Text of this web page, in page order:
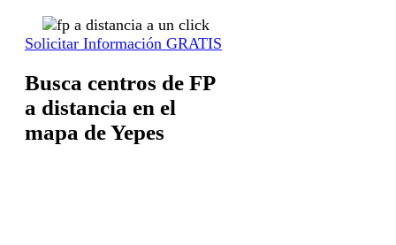
Solicitar Información GRATIS
Busca centros de FP
a distancia en el
mapa de Yepes